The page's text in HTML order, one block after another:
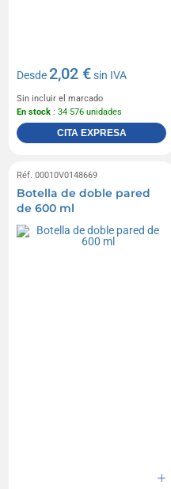
Desde2,02 €sin IVA
Sin incluir el marcado
En stock : 34 576 unidades
CITA EXPRESA
Réf. 00010V0148669
Botella de doble pared
de 600 ml